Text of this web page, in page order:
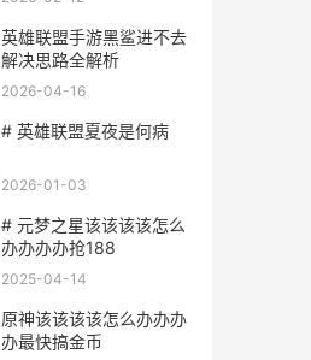
英雄联盟手游黑鲨进不去
解决思路全解析
2026-04-16
# 英雄联盟夏夜是何病
2026-01-03
# 元梦之星该该该该怎么
办办办办抢188
2025-04-14
原神该该该该怎么办办办
办最快搞金币